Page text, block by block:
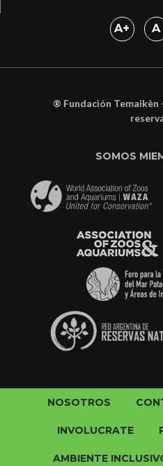
A+ A
® Fundación Temaikèn
SOMOS
NOSOTROS
INVOLUCRATE
AMBIENTE